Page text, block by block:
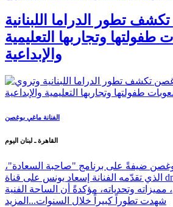
تطور الدراما اللبنانية
وتجاربها التعليمية
والإبداعية
الفنانة ماغي بوغصن
القاهرة ـ لبنان اليوم
ضيفةً على برنامج "صاحبة السعادة"،
الذي تقدّمه الفنانة إسعاد يونس على قناة dmc، حيث تحدثت عن
مميزاته وتحدياته، مؤكدةً أن الساحة الفنية
شهدت تطوراً كبيراً خلال السنوات... المزيد